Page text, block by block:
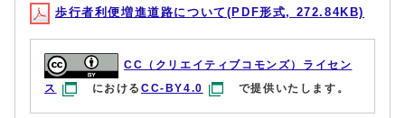
歩行者利便増進道路について(PDF形式, 272.84KB)
CC（クリエイティブコモンズ）ライセン
ス
におけるCC-BY4.0 で提供いたします。